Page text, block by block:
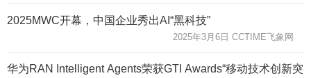
2025MWC开幕，中国企业秀出AI“黑科技”
2025年3月6日 CCTIME飞象网
华为RAN Intelligent Agents荣获GTI Awards“移动技术创新突